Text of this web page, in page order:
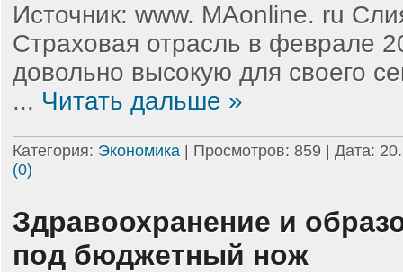
Источник: www. MAonline. ru
Страховая отрасль в феврале
довольно высокую для своего
... Читать дальше »
Категория: Экономика | Просмотров: 859 | Дата:
(0)
Здравоохранение и
под бюджетный нож